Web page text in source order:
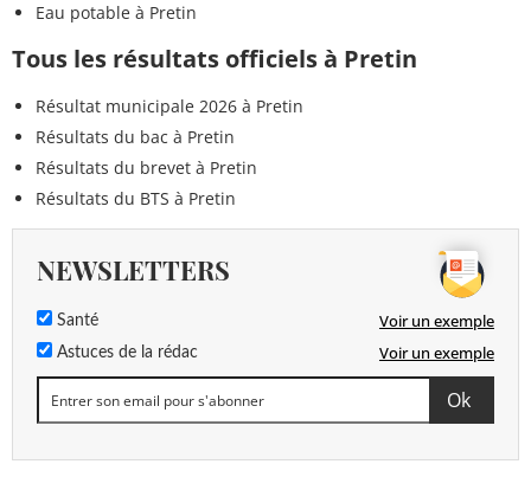
Eau potable à Pretin
Tous les résultats officiels à Pretin
Résultat municipale 2026 à Pretin
Résultats du bac à Pretin
Résultats du brevet à Pretin
Résultats du BTS à Pretin
NEWSLETTERS
Santé Voir un exemple
Astuces de la rédac Voir un exemple